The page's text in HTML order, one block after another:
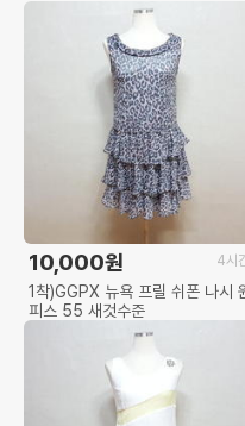
4시
10,000원
1착)GGPX 뉴욕 프릴 쉬폰 나시
피스 55 새것수준